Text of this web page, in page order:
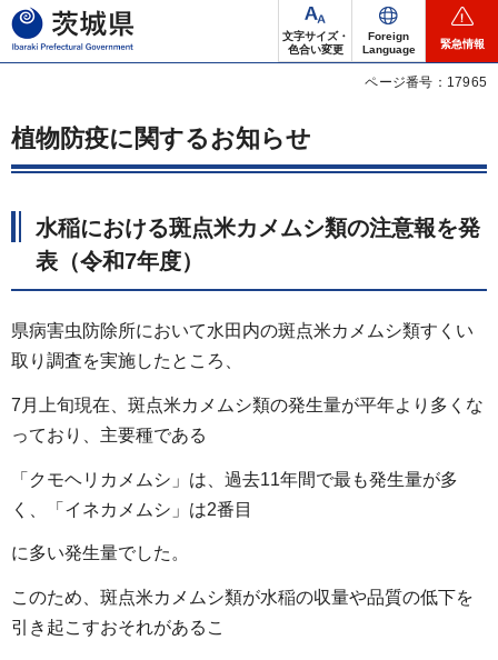
茨城県
文字サイズ・
色合い変更
Foreign
Language
緊急情報
ページ番号：17965
植物防疫に関するお知らせ
水稲における斑点米カメムシ類の注意報を発
表（令和7年度）
県病害虫防除所において水田内の斑点米カメムシ類すくい
取り調査を実施したところ、
7月上旬現在、斑点米カメムシ類の発生量が平年より多くな
っており、主要種である
「クモヘリカメムシ」は、過去11年間で最も発生量が多
く、「イネカメムシ」は2番目
に多い発生量でした。
このため、斑点米カメムシ類が水稲の収量や品質の低下を
引き起こすおそれがあるこ